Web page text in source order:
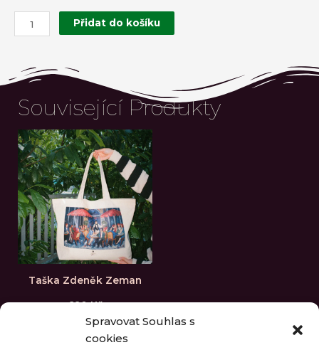
Spravovat Souhlas s
cookies
množství
Přidat do košíku
Související Produkty
Taška Zdeněk Zeman
690Kč